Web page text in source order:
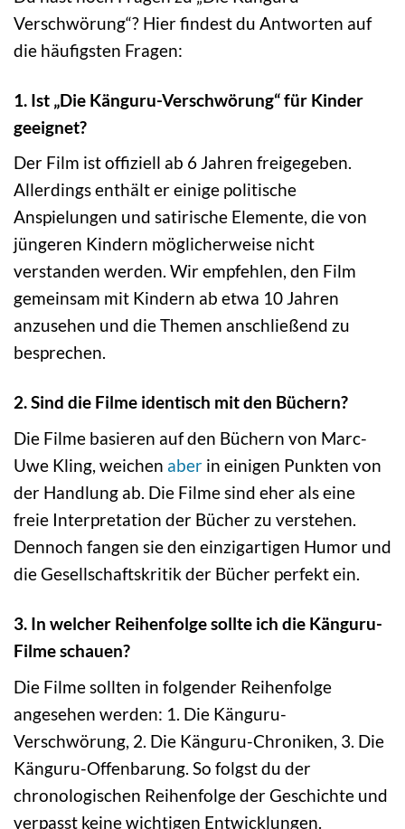
Verschwörung“? Hier findest du Antworten auf
die häufigsten Fragen:
1. Ist „Die Känguru-Verschwörung“ für Kinder
geeignet?
Der Film ist offiziell ab 6 Jahren freigegeben.
Allerdings enthält er einige politische
Anspielungen und satirische Elemente, die von
jüngeren Kindern möglicherweise nicht
verstanden werden. Wir empfehlen, den Film
gemeinsam mit Kindern ab etwa 10 Jahren
anzusehen und die Themen anschließend zu
besprechen.
2. Sind die Filme identisch mit den Büchern?
Die Filme basieren auf den Büchern von Marc-
Uwe Kling, weichen aber in einigen Punkten von
der Handlung ab. Die Filme sind eher als eine
freie Interpretation der Bücher zu verstehen.
Dennoch fangen sie den einzigartigen Humor und
die Gesellschaftskritik der Bücher perfekt ein.
3. In welcher Reihenfolge sollte ich die Känguru-
Filme schauen?
Die Filme sollten in folgender Reihenfolge
angesehen werden: 1. Die Känguru-
Verschwörung, 2. Die Känguru-Chroniken, 3. Die
Känguru-Offenbarung. So folgst du der
chronologischen Reihenfolge der Geschichte und
verpasst keine wichtigen Entwicklungen.